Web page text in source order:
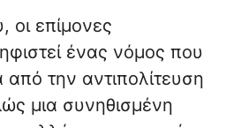
οι επίμονες
ένας νόμος που
από την αντιπολίτευση
μια συνηθισμένη